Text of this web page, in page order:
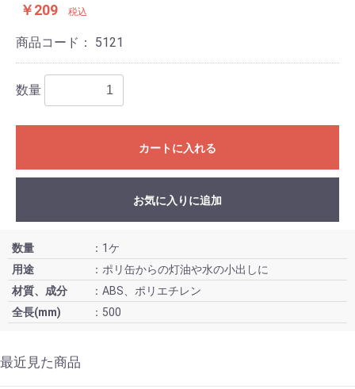
￥209 税込
商品コード： 5121
数量
カートに入れる
お気に入りに追加
数量
：1ケ
用途
：ポリ缶からの灯油や水の小出しに
材質、成分
：ABS、ポリエチレン
全長(mm)
：500
最近見た商品